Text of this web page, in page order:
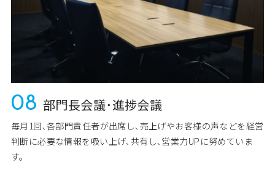
08 部門長会議･進捗会議
毎月1回､各部門責任者が出席し､売上げやお客様の声などを経営
判断に必要な情報を吸い上げ､共有し､営業力UPに努めていま
す。